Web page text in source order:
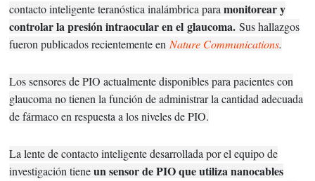
contacto inteligente teranóstica inalámbrica paramonitorear y
controlar la presión intraocular en elglaucoma. Sus hallazgos
fueron publicados recientemente en Nature Communications.
Los sensores de PIO actualmente disponibles para pacientes con
glaucoma no tienen la función de administrar la cantidad adecuada
de fármaco en respuesta a los niveles de PIO.
La lente de contacto inteligente desarrollada por el equipo de
investigación tieneun sensor de PIO que utiliza nanocables